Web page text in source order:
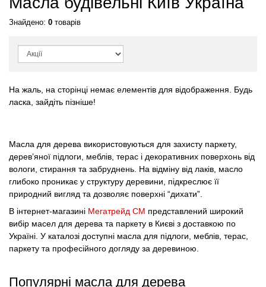
Знайдено: 0 товарів
На жаль, на сторінці немає елементів для відображення. Будь
ласка, зайдіть пізніше!
Масла для дерева використовуються для захисту паркету,
дерев’яної підлоги, меблів, терас і декоративних поверхонь від
вологи, стирання та забруднень. На відміну від лаків, масло
глибоко проникає у структуру деревини, підкреслює її
природний вигляд та дозволяє поверхні “дихати”.
В інтернет-магазині Мегатрейд СМ представлений широкий
вибір масел для дерева та паркету в Києві з доставкою по
Україні. У каталозі доступні масла для підлоги, меблів, терас,
паркету та професійного догляду за деревиною.
Популярні масла для дерева